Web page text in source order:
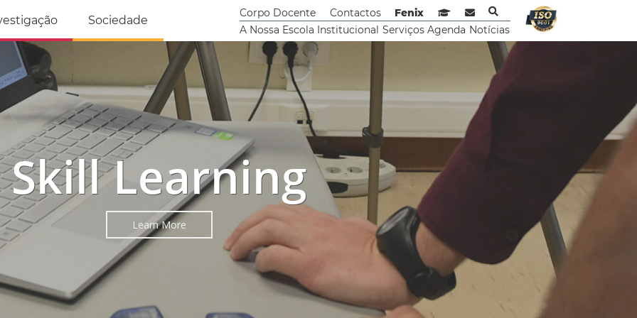
Humana
Sociedade
Corpo Docente Contactos Fenix
Sistema de Gestão de Aprendizagem
Webmail
A Nossa Escola Institucional Serviços Agenda Notícias
Skill Learning
Learn More